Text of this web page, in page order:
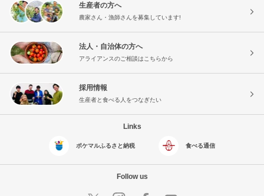
生産者の方へ
農家さん・漁師さんを募集しています!
法人・自治体の方へ
アライアンスのご相談はこちらから
採用情報
生産者と食べる人をつなぎたい
Links
ポケマルふるさと納税 食べる通信
Follow us